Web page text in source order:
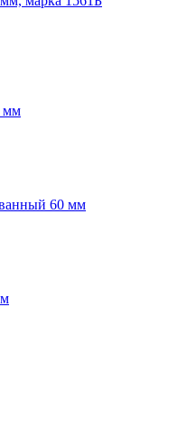
мм
60 мм